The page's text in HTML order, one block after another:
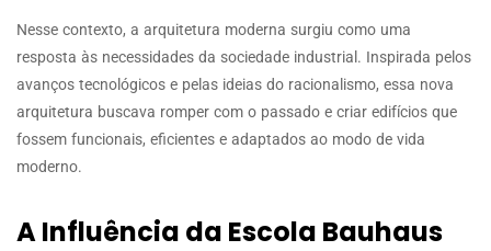
Nesse contexto, a arquitetura moderna surgiu como uma
resposta às necessidades da sociedade industrial. Inspirada pelos
avanços tecnológicos e pelas ideias do racionalismo, essa nova
arquitetura buscava romper com o passado e criar edifícios que
fossem funcionais, eficientes e adaptados ao modo de vida
moderno.
A Influência da Escola Bauhaus